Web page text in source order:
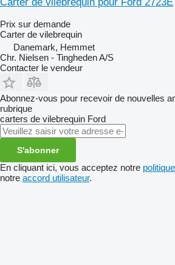
Prix sur demande
Carter de vilebrequin
Danemark, Hemmet
Chr. Nielsen - Tingheden A/S
Contacter le vendeur
Abonnez-vous pour recevoir de nouvelles
rubrique
carters de vilebrequin Ford
S'abonner
En cliquant ici, vous acceptez notre
notre accord utilisateur.